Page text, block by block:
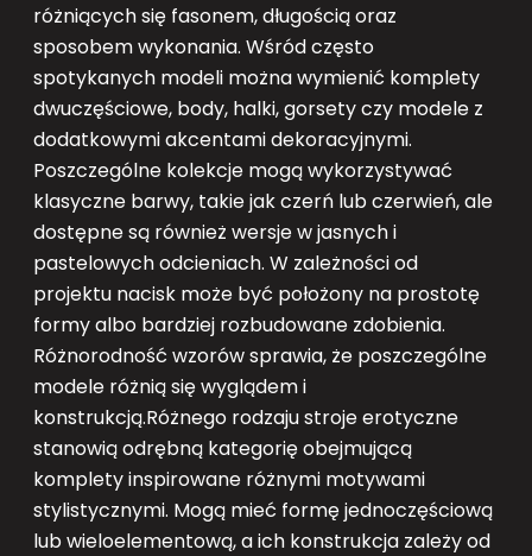
różniących się fasonem, długością oraz
sposobem wykonania. Wśród często
spotykanych modeli można wymienić komplety
dwuczęściowe, body, halki, gorsety czy modele z
dodatkowymi akcentami dekoracyjnymi.
Poszczególne kolekcje mogą wykorzystywać
klasyczne barwy, takie jak czerń lub czerwień, ale
dostępne są również wersje w jasnych i
pastelowych odcieniach. W zależności od
projektu nacisk może być położony na prostotę
formy albo bardziej rozbudowane zdobienia.
Różnorodność wzorów sprawia, że poszczególne
modele różnią się wyglądem i
konstrukcją.Różnego rodzaju stroje erotyczne
stanowią odrębną kategorię obejmującą
komplety inspirowane różnymi motywami
stylistycznymi. Mogą mieć formę jednoczęściową
lub wieloelementową, a ich konstrukcja zależy od